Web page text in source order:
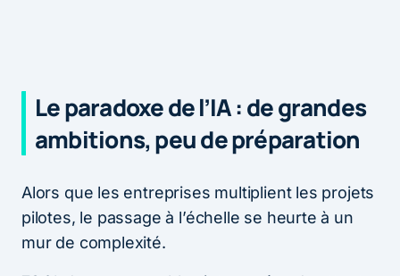
Le paradoxe de l’IA : de grandes
ambitions, peu de préparation
Alors que les entreprises multiplient les projets
pilotes, le passage à l’échelle se heurte à un
mur de complexité.